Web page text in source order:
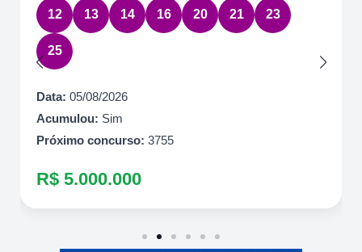
12 13 14 16 20 21 23
25
Data: 05/08/2026
Acumulou: Sim
Próximo concurso: 3755
R$ 5.000.000